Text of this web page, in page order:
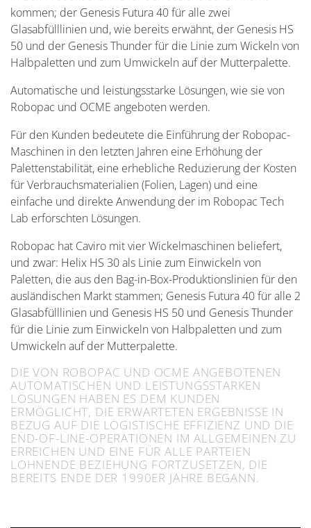
kommen; der Genesis Futura 40 für alle zwei
Glasabfülllinien und, wie bereits erwähnt, der Genesis HS
50 und der Genesis Thunder für die Linie zum Wickeln von
Halbpaletten und zum Umwickeln auf der Mutterpalette.
Automatische und leistungsstarke Lösungen, wie sie von
Robopac und OCME angeboten werden.
Für den Kunden bedeutete die Einführung der Robopac-
Maschinen in den letzten Jahren eine Erhöhung der
Palettenstabilität, eine erhebliche Reduzierung der Kosten
für Verbrauchsmaterialien (Folien, Lagen) und eine
einfache und direkte Anwendung der im Robopac Tech
Lab erforschten Lösungen.
Robopac hat Caviro mit vier Wickelmaschinen beliefert,
und zwar: Helix HS 30 als Linie zum Einwickeln von
Paletten, die aus den Bag-in-Box-Produktionslinien für den
ausländischen Markt stammen; Genesis Futura 40 für alle 2
Glasabfülllinien und Genesis HS 50 und Genesis Thunder
für die Linie zum Einwickeln von Halbpaletten und zum
Umwickeln auf der Mutterpalette.
DIE VON ROBOPAC UND OCME ANGEBOTENEN
AUTOMATISCHEN UND LEISTUNGSSTARKEN
LÖSUNGEN HABEN ES DEM KUNDEN
ERMÖGLICHT, DIE ERWARTETEN ERGEBNISSE IN
BEZUG AUF DIE LOGISTISCHE EFFIZIENZ UND DIE
END-OF-LINE-OPERATIONEN IM ALLGEMEINEN ZU
ERREICHEN UND EINE FÜR ALLE PARTEIEN
LOHNENDE BEZIEHUNG FORTZUSETZEN, DIE
BEREITS ENDE DER 1990ER JAHRE BEGANN.